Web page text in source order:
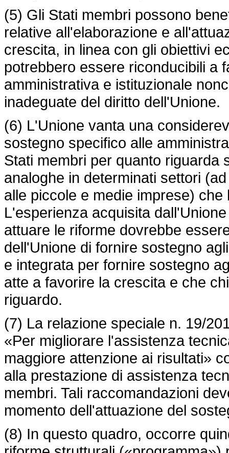
(5) Gli Stati membri possono
relative all'elaborazione e
crescita, in linea con gli obiettivi
potrebbero essere riconducibili a
amministrativa e istituzionale
inadeguate del diritto dell'Unione.
(6) L'Unione vanta una
sostegno specifico alle
Stati membri per quanto riguarda
analoghe in determinati settori
alle piccole e medie imprese)
L'esperienza acquisita
attuare le riforme dovrebbe
dell'Unione di fornire sostegno
e integrata per fornire sostegno
atte a favorire la crescita e che
riguardo.
(7) La relazione speciale n. 19/
«Per migliorare l'assistenza
maggiore attenzione ai risultati»
alla prestazione di assistenza
membri. Tali raccomandazioni
momento dell'attuazione del
(8) In questo quadro, occorre